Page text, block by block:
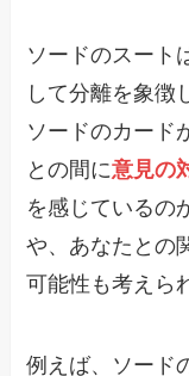
ソードのスート
して分離を象徴
ソードのカード
との間に意見の
を感じているの
や、あなたとの
可能性も考えら
例えば、ソード